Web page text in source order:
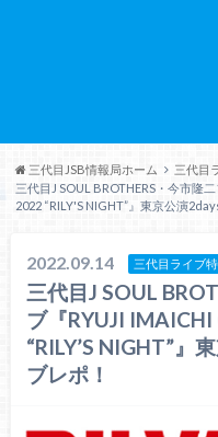
三代目JSB情報局ホーム
三代目
三代目J SOUL BROTHERS・今市隆
2022 “RILY'S NIGHT”』東京公演
2022.09.14 三代目ライブ
三代目J SOUL
ブ『RYUJI
“RILY’S NIGHT”』
ブレポ！